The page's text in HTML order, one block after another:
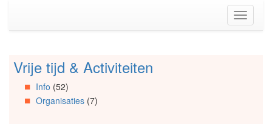
Toggle
Spring
naar
Artikels
Spring
Vrije tijd & Activiteiten
Info (52)
Organisaties(7)